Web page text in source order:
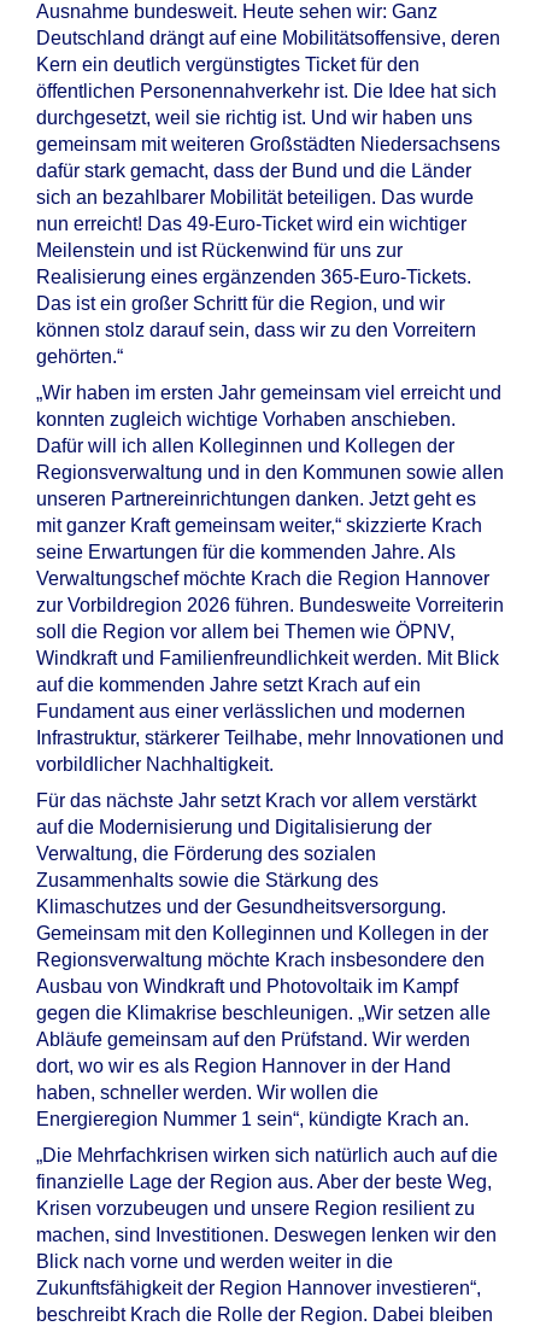
Ausnahme bundesweit. Heute sehen wir: Ganz
Deutschland drängt auf eine Mobilitätsoffensive, deren
Kern ein deutlich vergünstigtes Ticket für den
öffentlichen Personennahverkehr ist. Die Idee hat sich
durchgesetzt, weil sie richtig ist. Und wir haben uns
gemeinsam mit weiteren Großstädten Niedersachsens
dafür stark gemacht, dass der Bund und die Länder
sich an bezahlbarer Mobilität beteiligen. Das wurde
nun erreicht! Das 49-Euro-Ticket wird ein wichtiger
Meilenstein und ist Rückenwind für uns zur
Realisierung eines ergänzenden 365-Euro-Tickets.
Das ist ein großer Schritt für die Region, und wir
können stolz darauf sein, dass wir zu den Vorreitern
gehörten.“
„Wir haben im ersten Jahr gemeinsam viel erreicht und
konnten zugleich wichtige Vorhaben anschieben.
Dafür will ich allen Kolleginnen und Kollegen der
Regionsverwaltung und in den Kommunen sowie allen
unseren Partnereinrichtungen danken. Jetzt geht es
mit ganzer Kraft gemeinsam weiter,“ skizzierte Krach
seine Erwartungen für die kommenden Jahre. Als
Verwaltungschef möchte Krach die Region Hannover
zur Vorbildregion 2026 führen. Bundesweite Vorreiterin
soll die Region vor allem bei Themen wie ÖPNV,
Windkraft und Familienfreundlichkeit werden. Mit Blick
auf die kommenden Jahre setzt Krach auf ein
Fundament aus einer verlässlichen und modernen
Infrastruktur, stärkerer Teilhabe, mehr Innovationen und
vorbildlicher Nachhaltigkeit.
Für das nächste Jahr setzt Krach vor allem verstärkt
auf die Modernisierung und Digitalisierung der
Verwaltung, die Förderung des sozialen
Zusammenhalts sowie die Stärkung des
Klimaschutzes und der Gesundheitsversorgung.
Gemeinsam mit den Kolleginnen und Kollegen in der
Regionsverwaltung möchte Krach insbesondere den
Ausbau von Windkraft und Photovoltaik im Kampf
gegen die Klimakrise beschleunigen. „Wir setzen alle
Abläufe gemeinsam auf den Prüfstand. Wir werden
dort, wo wir es als Region Hannover in der Hand
haben, schneller werden. Wir wollen die
Energieregion Nummer 1 sein“, kündigte Krach an.
„Die Mehrfachkrisen wirken sich natürlich auch auf die
finanzielle Lage der Region aus. Aber der beste Weg,
Krisen vorzubeugen und unsere Region resilient zu
machen, sind Investitionen. Deswegen lenken wir den
Blick nach vorne und werden weiter in die
Zukunftsfähigkeit der Region Hannover investieren“,
beschreibt Krach die Rolle der Region. Dabei bleiben